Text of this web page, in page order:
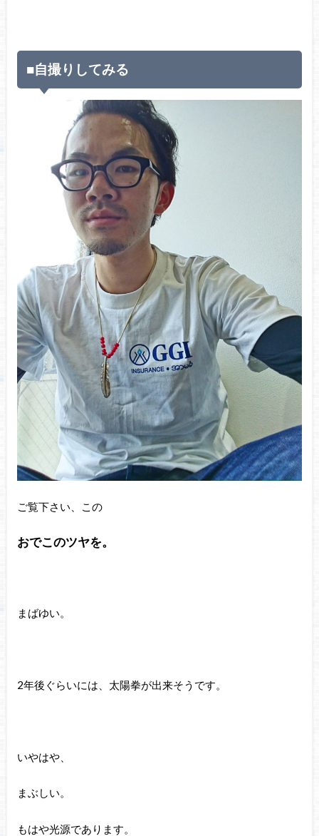
■自撮りしてみる
ご覧下さい、この
おでこのツヤを。
まばゆい。
2年後ぐらいには、太陽拳が出来そうです。
いやはや、
まぶしい。
もはや光源であります。